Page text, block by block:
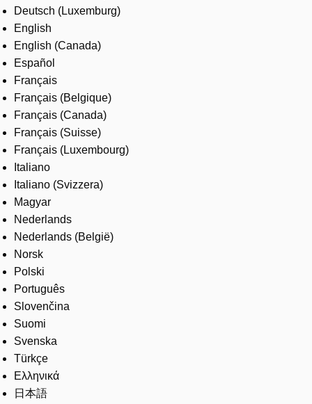
Contact us
Careers
Deutsch (Luxemburg)
English
English (Canada)
Español
Français
Français (Belgique)
Français (Canada)
Français (Suisse)
Français (Luxembourg)
Italiano
Italiano (Svizzera)
Magyar
Nederlands
Nederlands (België)
Norsk
Polski
Português
Slovenčina
Suomi
Svenska
Türkçe
Ελληνικά
日本語